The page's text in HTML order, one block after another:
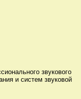
звукового
и систем звуковой